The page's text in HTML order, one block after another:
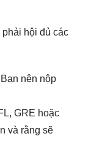
hội đủ các
nên nộp
GRE hoặc
và rằng sẽ